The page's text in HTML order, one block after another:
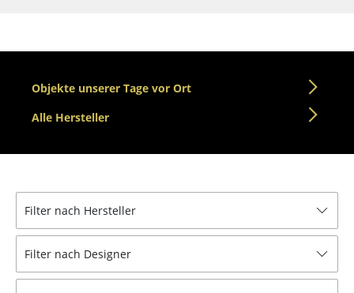
Bürodrehstühle
Einzelteile
Tische
Objekte unserer Tage vor Ort
Alle Hersteller
Filter nach Hersteller
Filter nach Designer